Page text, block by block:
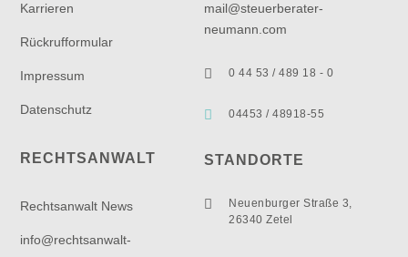
Karrieren
Rückrufformular
Impressum
Datenschutz
RECHTSANWALT
Rechtsanwalt News
info@rechtsanwalt-
mail@steuerberater-
neumann.com
 0 44 53 / 489 18 - 0
 04453 / 48918-55
STANDORTE

Neuenburger Straße 3,
26340 Zetel